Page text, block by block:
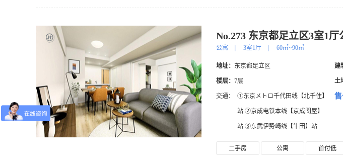
No.273 东京都足立区3室1厅
公寓 3室1厅 60㎡~90㎡
地址： 东京都足立区 建
楼层： 7层 土
交通： ①东京メトロ千代田线【北千住】
站 ②京成电铁本线【京成関屋】
站 ③东武伊势崎线【牛田】站
二手房 公寓 首付低